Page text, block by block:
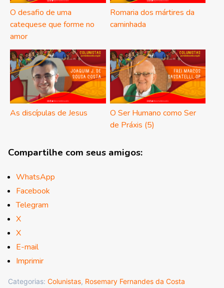
O desafio de uma
catequese que forme no
amor
Romaria dos mártires da
caminhada
As discípulas de Jesus
O Ser Humano como Ser
de Práxis (5)
Compartilhe com seus amigos:
WhatsApp
Facebook
Telegram
X
X
E-mail
Imprimir
Categorias: Colunistas, Rosemary Fernandes da Costa